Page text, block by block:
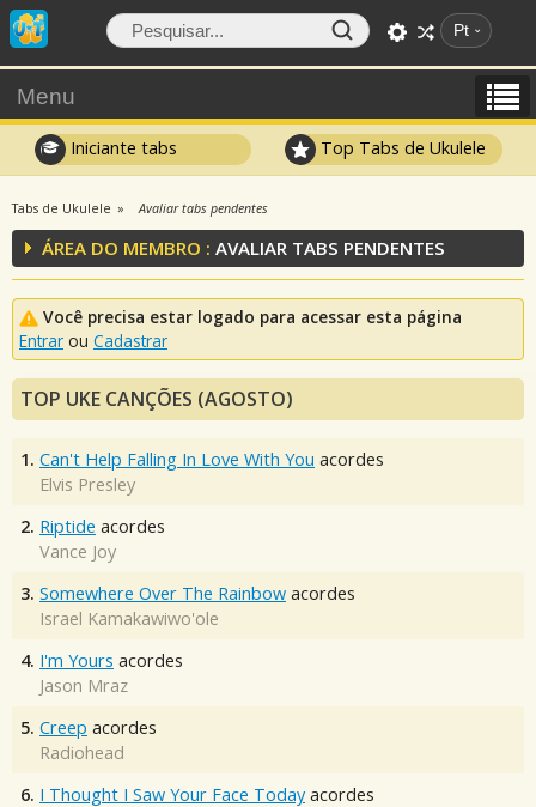
Pt
Menu
Iniciante tabs Top Tabs de Ukulele
Tabs de Ukulele Avaliar tabs pendentes
ÁREA DO MEMBRO : AVALIAR TABS PENDENTES
Você precisa estar logado para acessar esta página
Entrar ou Cadastrar
TOP UKE CANÇÕES (AGOSTO)
1. Can't Help Falling In Love With You acordes
Elvis Presley
2. Riptide acordes
Vance Joy
3. Somewhere Over The Rainbow acordes
Israel Kamakawiwo'ole
4. I'm Yours acordes
Jason Mraz
5. Creep acordes
Radiohead
6. I Thought I Saw Your Face Today acordes